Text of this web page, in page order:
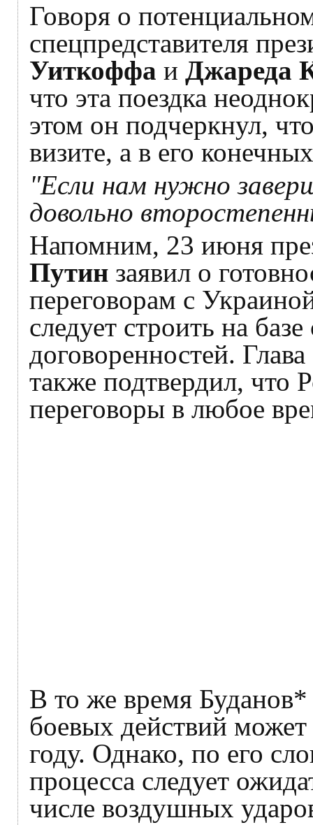
Говоря о
спецпредставителя
Уиткоффа и Джареда
что эта поездка
этом он подчеркнул,
визите, а в его
"Если нам нужно
довольно
Напомним, 23 июня
Путин заявил о
переговорам с
следует строить на
договоренностей.
также подтвердил, что
переговоры в любое
В то же время Буданов*
боевых действий
году. Однако, по его
процесса следует
числе воздушных